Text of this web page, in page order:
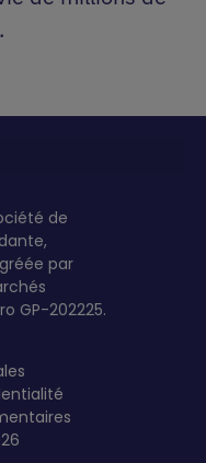
de
par
GP-202225.